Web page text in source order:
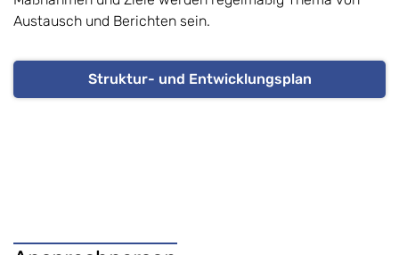
Austausch und Berichten sein.
Struktur- und Entwicklungsplan